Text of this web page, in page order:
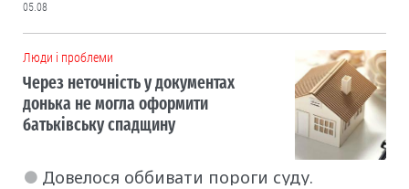
05.08
Люди і проблеми
Через неточність у документах
донька не могла оформити
батьківську спадщину
Довелося оббивати пороги суду.